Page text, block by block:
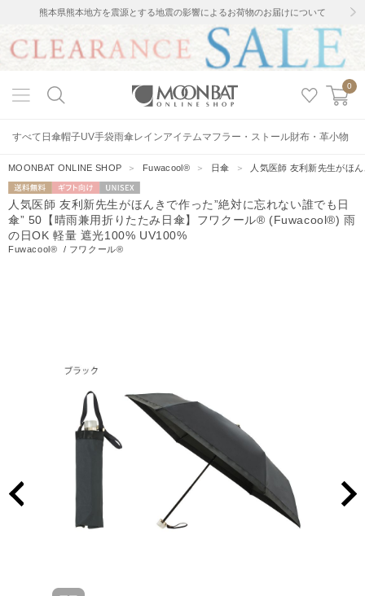
熊本県熊本地方を震源とする地震の影響によるお荷物のお届けについて
0
すべて 日傘帽子UV手袋雨傘レインアイテムマフラー・ストール財布・革小物
MOONBAT ONLINE SHOP ＞ Fuwacool® ＞ 日傘 ＞ 人気医師 友利新先生がほ
送料無料 ギフト向
け
UNISEX
人気医師 友利新先生がほんきで作った”絶対に忘れない誰でも日
傘” 50【晴雨兼用折りたたみ日傘】フワクール® (Fuwacool®) 雨
の日OK 軽量 遮光100% UV100%
Fuwacool® / フワクール®